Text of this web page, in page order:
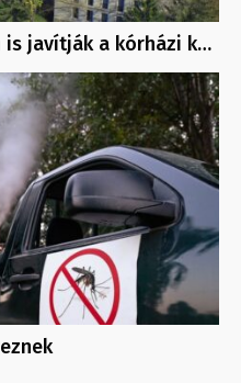
is javítják a kórházi k…